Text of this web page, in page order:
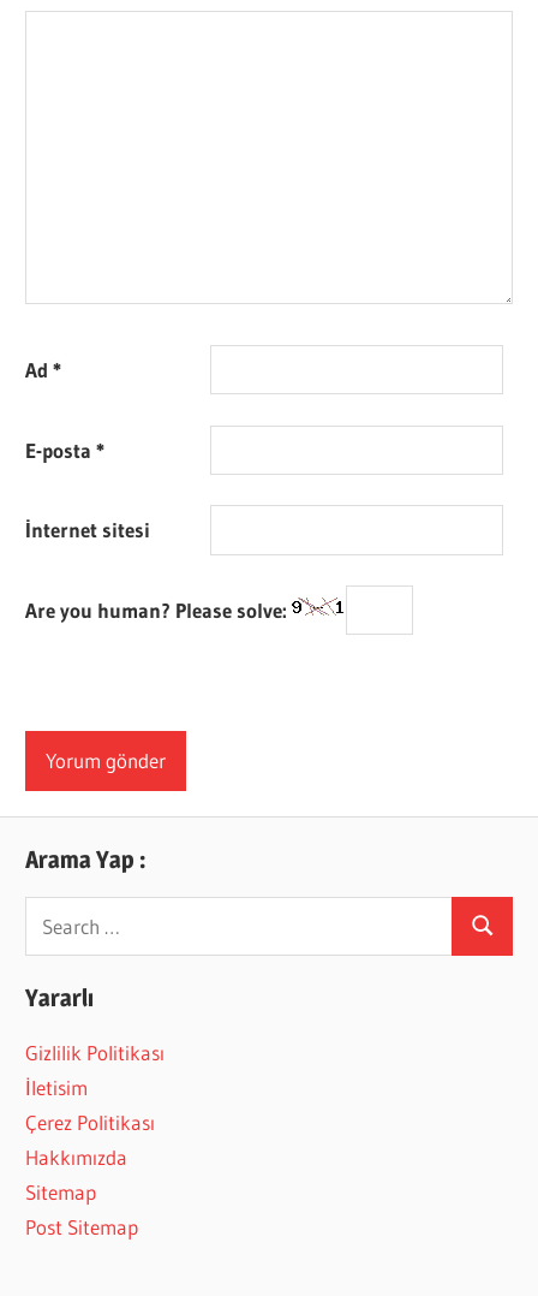
Ad*
E-posta*
İnternet sitesi
Are you human? Please solve:
Arama Yap :
Search
Yararlı
Gizlilik Politikası
İletisim
Çerez Politikası
Hakkımızda
Sitemap
Post Sitemap